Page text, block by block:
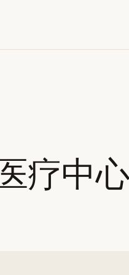
疗中